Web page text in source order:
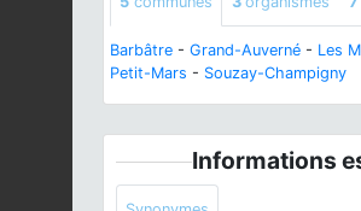
Barbâtre - Grand-Auverné - Les
Petit-Mars - Souzay-Champigny
Informations